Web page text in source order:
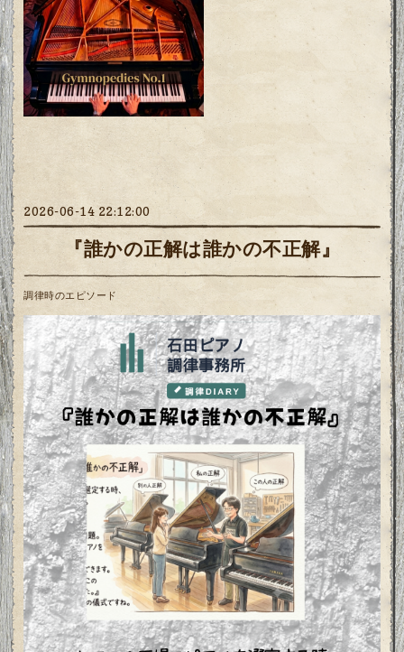
2026-06-14 22:12:00
『誰かの正解は誰かの不正解』
調律時のエピソード